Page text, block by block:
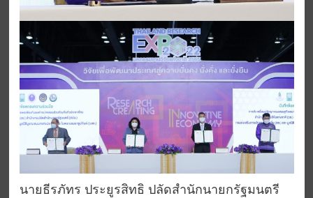
นายธีรภัทร ประยูรสิทธิ ปลัดสำนักนายกรัฐมนตรี